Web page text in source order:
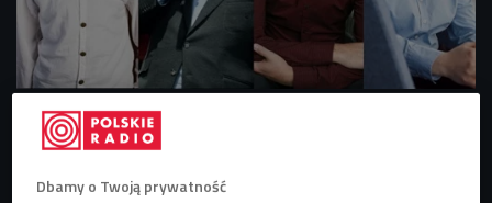
Jan Mela, Artur Sójka, Jakub B. Bączek, Anita Michalska
Dbamy o Twoją prywatność